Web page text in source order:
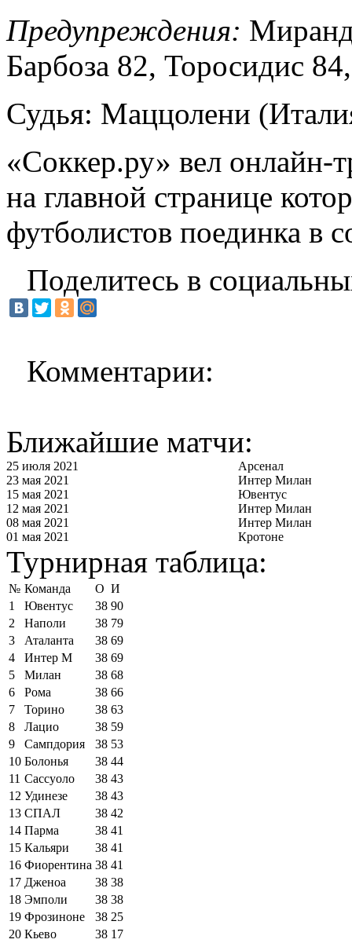
Предупреждения:
Барбоза 82, Торосидис
Судья: Маццолени
«Соккер.ру» вел онлайн-
на главной странице
футболистов поединка в
Поделитесь в
Комментарии:
Ближайшие матчи:
25 июля 2021
Арсенал
23 мая 2021
Интер Милан
15 мая 2021
Ювентус
12 мая 2021
Интер Милан
08 мая 2021
Интер Милан
01 мая 2021
Кротоне
Турнирная таблица:
№ Команда О И
1
Ювентус 38 90
2
Наполи 38 79
3
Аталанта 38 69
4
Интер М 38 69
5
Милан 38 68
6
Рома 38 66
7
Торино 38 63
8
Лацио 38 59
9
Сампдория 38 53
10 Болонья 38 44
11 Сассуоло 38 43
12 Удинезе 38 43
13 СПАЛ 38 42
14 Парма 38 41
15 Кальяри 38 41
16 Фиорентина 38 41
17 Дженоа 38 38
18 Эмполи 38 38
19 Фрозиноне 38 25
20 Кьево 38 17